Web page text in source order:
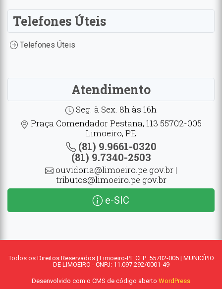
Telefones Úteis
Telefones Úteis
Atendimento
Seg. à Sex. 8h às 16h
Praça Comendador Pestana, 113 55702-005
Limoeiro, PE
(81) 9.9661-0320
(81) 9.7340-2503
ouvidoria@limoeiro.pe.gov.br |
tributos@limoeiro.pe.gov.br
e-SIC
Todos os Direitos Reservados | Limoeiro-PE CEP: 55702-005 | MUNICÍPIO
DE LIMOEIRO - CNPJ: 11.097.292/0001-49
Desenvolvido com o CMS de código aberto WordPress